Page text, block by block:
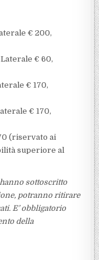
€ 200,
€ 60,
€ 170,
€ 170,
(riservato ai
superiore al
sottoscritto
potranno ritirare
E’ obbligatorio
della